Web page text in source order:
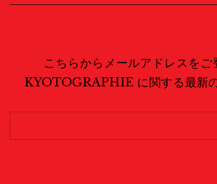
こちらからメールアドレスを
KYOTOGRAPHIE に関する最新